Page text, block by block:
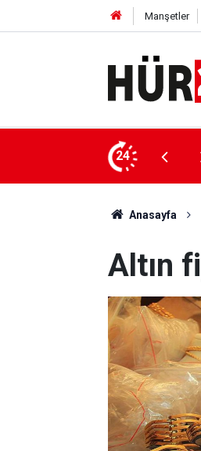
Manşetler
24
Anasayfa
Altın